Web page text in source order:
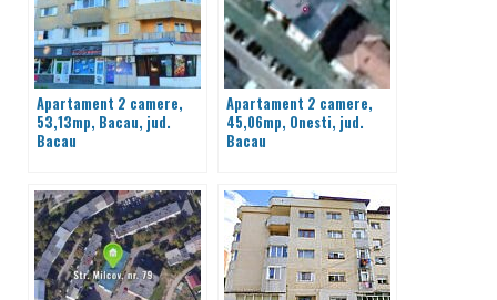
Apartament 2 camere,
53,13mp, Bacau, jud.
Bacau
Apartament 2 camere,
45,06mp, Onesti, jud.
Bacau